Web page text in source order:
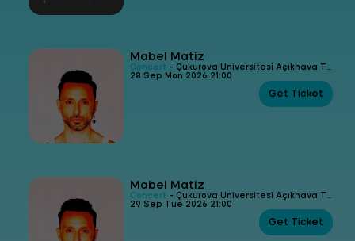
Mabel Matiz
Concert
- Çukurova Üniversitesi Açıkhava Tiyatrosu
28 Sep Mon 2026 21:00
Get Ticket
Mabel Matiz
Concert
- Çukurova Üniversitesi Açıkhava Tiyatrosu
29 Sep Tue 2026 21:00
Get Ticket